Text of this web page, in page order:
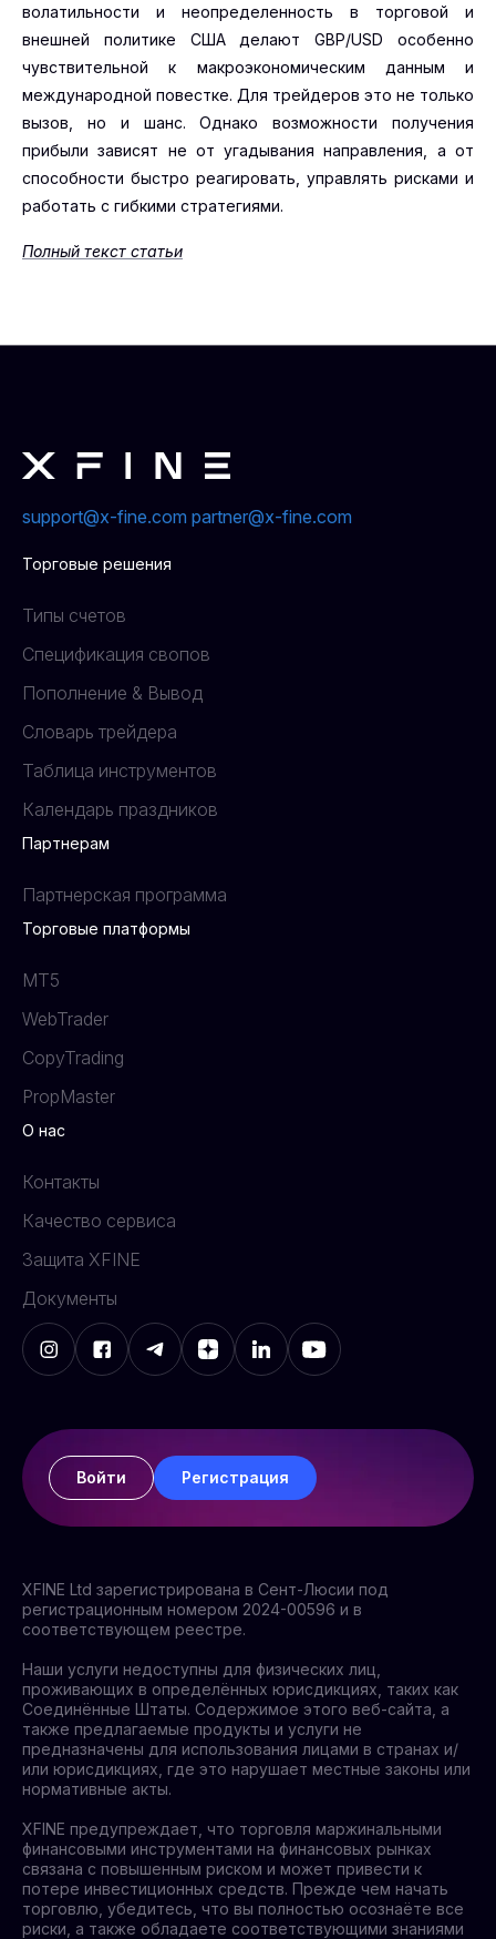
волатильности и неопределенность в торговой и
внешней политике США делают GBP/USD особенно
чувствительной к макроэкономическим данным и
международной повестке. Для трейдеров это не только
вызов, но и шанс. Однако возможности получения
прибыли зависят не от угадывания направления, а от
способности быстро реагировать, управлять рисками и
работать с гибкими стратегиями.
Полный текст статьи
support@x-fine.com partner@x-fine.com
Торговые решения
Типы счетов
Спецификация свопов
Пополнение & Вывод
Словарь трейдера
Таблица инструментов
Календарь праздников
Партнерам
Партнерская программа
Торговые платформы
MT5
WebTrader
CopyTrading
PropMaster
О нас
Контакты
Качество сервиса
Защита XFINE
Документы
Войти Регистрация
XFINE Ltd зарегистрирована в Сент-Люсии под
регистрационным номером 2024-00596 и в
соответствующем реестре.
Наши услуги недоступны для физических лиц,
проживающих в определённых юрисдикциях, таких как
Соединённые Штаты. Содержимое этого веб-сайта, а
также предлагаемые продукты и услуги не
предназначены для использования лицами в странах и/
или юрисдикциях, где это нарушает местные законы или
нормативные акты.
XFINE предупреждает, что торговля маржинальными
финансовыми инструментами на финансовых рынках
связана с повышенным риском и может привести к
потере инвестиционных средств. Прежде чем начать
торговлю, убедитесь, что вы полностью осознаёте все
риски, а также обладаете соответствующими знаниями